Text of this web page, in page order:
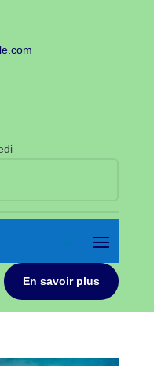
En savoir plus